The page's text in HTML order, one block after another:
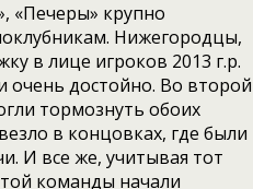
«Печеры» крупно
Нижегородцы,
в лице игроков 2013 г.р.
очень достойно. Во второй
тормознуть обоих
в концовках, где были
И все же, учитывая тот
команды начали